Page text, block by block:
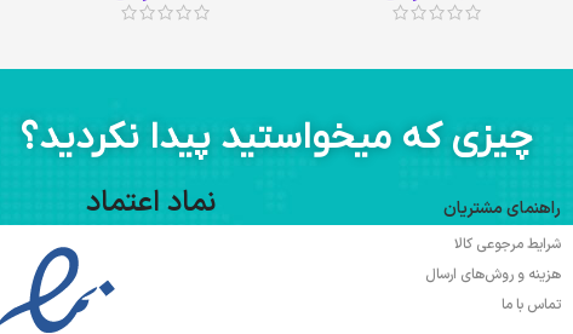
چیزی که میخواستید پیدا نکردید؟
راهنمای مشتریان
شرایط مرجوعی کالا
هزینه و روش‌های ارسال
تماس با ما
نماد اعتماد